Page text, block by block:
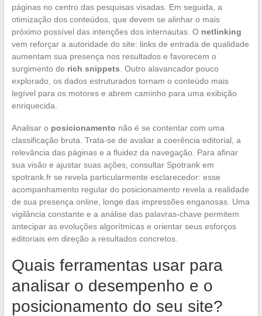
páginas no centro das pesquisas visadas. Em seguida, a
otimização dos conteúdos, que devem se alinhar o mais
próximo possível das intenções dos internautas. O netlinking
vem reforçar a autoridade do site: links de entrada de qualidade
aumentam sua presença nos resultados e favorecem o
surgimento de rich snippets . Outro alavancador pouco
explorado, os dados estruturados tornam o conteúdo mais
legível para os motores e abrem caminho para uma exibição
enriquecida.
Analisar o posicionamento não é se contentar com uma
classificação bruta. Trata-se de avaliar a coerência editorial, a
relevância das páginas e a fluidez da navegação. Para afinar
sua visão e ajustar suas ações, consultar Spotrank em
spotrank.fr se revela particularmente esclarecedor: esse
acompanhamento regular do posicionamento revela a realidade
de sua presença online, longe das impressões enganosas. Uma
vigilância constante e a análise das palavras-chave permitem
antecipar as evoluções algorítmicas e orientar seus esforços
editoriais em direção a resultados concretos.
Quais ferramentas usar para
analisar o desempenho e o
posicionamento do seu site?